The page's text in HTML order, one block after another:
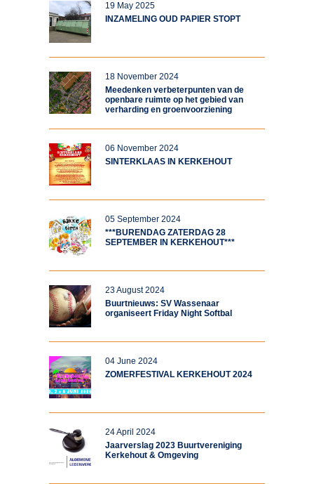
19 May 2025
INZAMELING OUD PAPIER STOPT
18 November 2024
Meedenken verbeterpunten van de
openbare ruimte op het gebied van
verharding en groenvoorziening
06 November 2024
SINTERKLAAS IN KERKEHOUT
05 September 2024
***BURENDAG ZATERDAG 28
SEPTEMBER IN KERKEHOUT***
23 August 2024
Buurtnieuws: SV Wassenaar
organiseert Friday Night Softbal
04 June 2024
ZOMERFESTIVAL KERKEHOUT 2024
24 April 2024
Jaarverslag 2023 Buurtvereniging
Kerkehout & Omgeving